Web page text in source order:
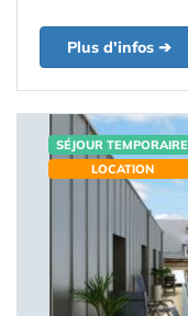
Plus d'infos ➔
SÉJOUR TEMPORAIRE
LOCATION